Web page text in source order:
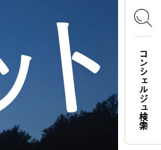
コンシェルジュ検索